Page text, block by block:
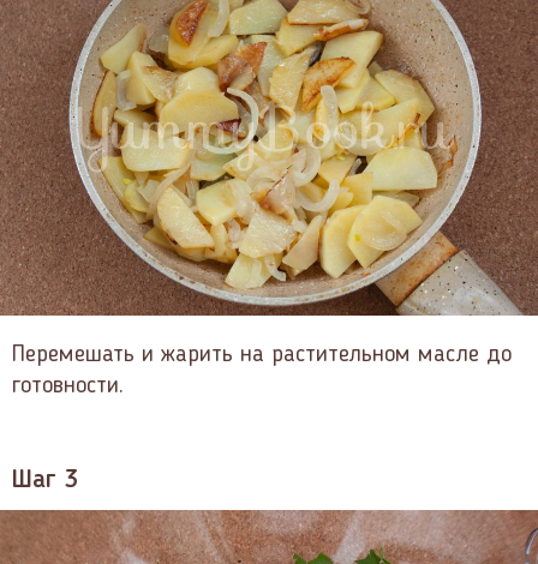
Перемешать и жарить на растительном масле до
готовности.
Шаг 3